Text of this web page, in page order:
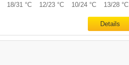
18/31 °C 12/23 °C 10/24 °C 13/28 °C
Details